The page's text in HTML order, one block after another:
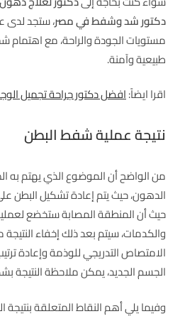
دكتور شد وشفط في مصر، ستجد لدى
مستويات الجودة والراحة، مع اهتمام
طبيعية وآمنة.
اقرا ايضاً:افضل دكتور جراحة تجميل
نتيجة عملية شفط البطن
من الواضح أن الموضوع الذي يهتم
الدهون، حيث يتم إعادة تشكيل البطن
حيث أن المنطقة المصابة ستخضع
والكدمات، سيتم بعد ذلك إخفاء النتيجة
الامتصاص التدريجي للوذمة وإعادة
الجسم الجديد، يمكن ملاحظة النتيجة
وفيما يلي أهم النقاط المتعلقة بنتيجة